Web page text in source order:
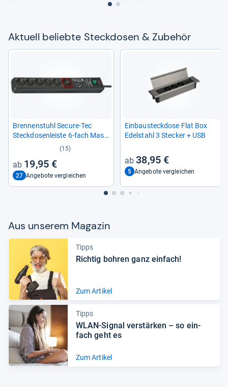
Aktu­ell beliebte Steck­do­sen & Zube­hör
Bren­nen­stuhl Secure-​Tec
Steck­do­sen­leiste 6-​fach Mas­
(15)
19,95 €
27 Angebote vergleichen
Ein­bau­steck­dose Flat Box
Edel­stahl 3 Ste­cker + USB
38,95 €
5 Angebote vergleichen
Aus unse­rem Maga­zin
Tipps
Rich­tig boh­ren ganz ein­fach!
Zum Artikel
Tipps
WLAN-​Signal ver­stär­ken – so ein­
fach geht es
Zum Artikel